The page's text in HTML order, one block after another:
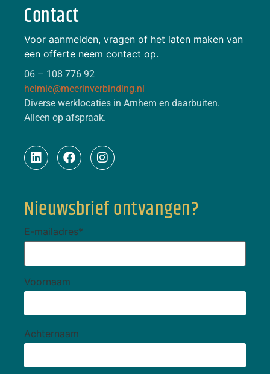
Contact
Voor aanmelden, vragen of het laten maken van
een offerte neem contact op.
06 – 108 776 92
helmie@meerinverbinding.nl
Diverse werklocaties in Arnhem en daarbuiten.
Alleen op afspraak.
Nieuwsbrief ontvangen?
E-mailadres*
Voornaam
Achternaam